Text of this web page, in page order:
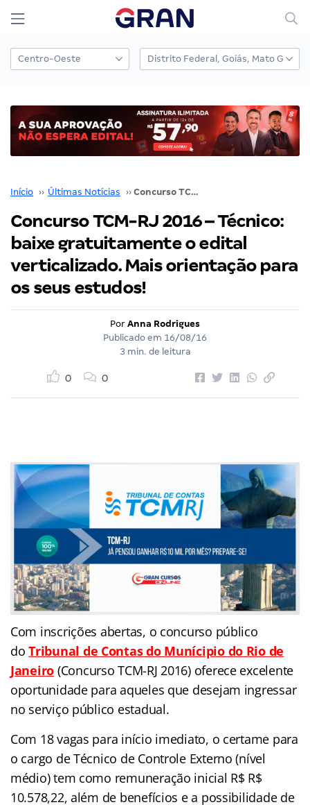
Início ›› Últimas Notícias ›› Concurso TCM-RJ 2016 – Técnico: baixe gratuitamente o edital verticalizado. Mais orientação para os seus estudos!
Concurso TCM-RJ 2016 – Técnico:
baixe gratuitamente o edital
verticalizado. Mais orientação para
os seus estudos!
Por Anna Rodrigues
Publicado em 16/08/16
3 min. de leitura
0 0
Com inscrições abertas, o concurso público
doTribunal de Contas do Munícipio do Rio de
Janeiro (Concurso TCM-RJ 2016) oferece excelente
oportunidade para aqueles que desejam ingressar
no serviço público estadual.
Com 18 vagas para início imediato, o certame para
o cargo de Técnico de Controle Externo (nível
médio) tem como remuneração inicial R$ R$
10.578,22, além de benefícios e a possibilidade de